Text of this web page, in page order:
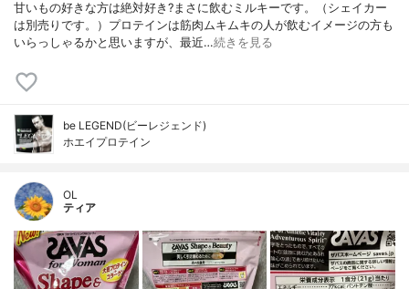
甘いもの好きな方は絶対好き?まさに飲むミルキーです。（シェイカー
は別売りです。）プロテインは筋肉ムキムキの人が飲むイメージの方も
いらっしゃるかと思いますが、最近…続きを見る
be LEGEND(ビーレジェンド)
ホエイプロテイン
OL
ティア